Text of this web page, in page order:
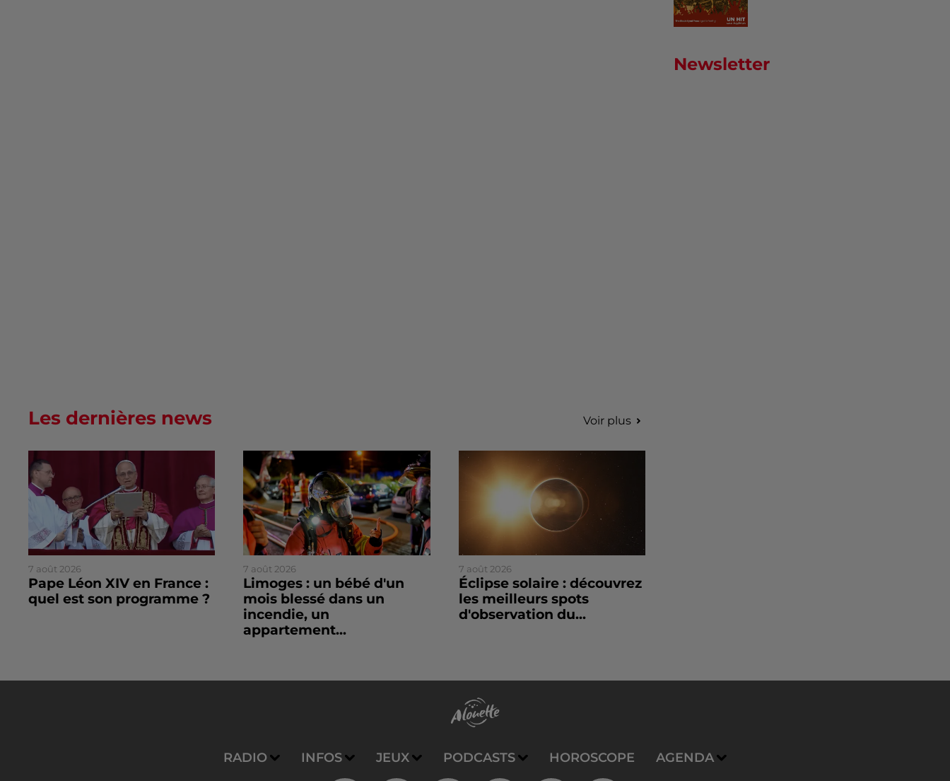
Newsletter
Les dernières news Voir plus
7 août 2026
Pape Léon XIV en France :
quel est son programme ?
7 août 2026
Limoges : un bébé d'un
mois blessé dans un
incendie, un
appartement...
7 août 2026
Éclipse solaire : découvrez
les meilleurs spots
d'observation du...
RADIO INFOS JEUX PODCASTS HOROSCOPE AGENDA